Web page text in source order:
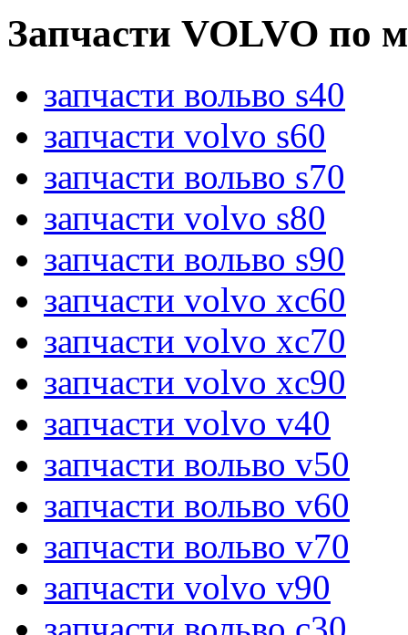
Запчасти VOLVO по
запчасти вольво s40
запчасти volvo s60
запчасти вольво s70
запчасти volvo s80
запчасти вольво s90
запчасти volvo xc60
запчасти volvo xc70
запчасти volvo xc90
запчасти volvo v40
запчасти вольво v50
запчасти вольво v60
запчасти вольво v70
запчасти volvo v90